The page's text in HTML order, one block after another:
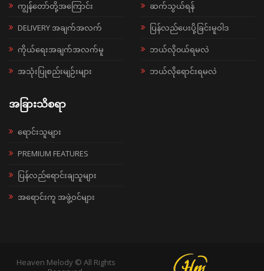
ကျွန်တော်တို့အကြောင်း
DELIVERY အချက်အလက်
ကိုယ်ရေးအချက်အလက်မူ
အသုံးပြုစည်းမျဉ်းများ
ဆက်သွယ်ရန်
ပြန်လည်ပေးပို့ခြင်းမူဝါဒ
ဘယ်လို၀ယ်ရမလဲ
ဘယ်လိုရောင်းရမလဲ
အခြားသိစရာ
ရောင်းသူများ
PREMIUM FEATURES
ပြန်လည်ရောင်းချသူများ
အရောင်းကူ အဖွဲ့ဝင်များ
Heaven Melody © All Rights